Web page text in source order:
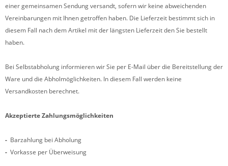
einer gemeinsamen Sendung versandt, sofern wir keine abweichenden
Vereinbarungen mit Ihnen getroffen haben. Die Lieferzeit bestimmt sich in
diesem Fall nach dem Artikel mit der längsten Lieferzeit den Sie bestellt
haben.
Bei Selbstabholung informieren wir Sie per E-Mail über die Bereitstellung der
Ware und die Abholmöglichkeiten. In diesem Fall werden keine
Versandkosten berechnet.
Akzeptierte Zahlungsmöglichkeiten
- Barzahlung bei Abholung
- Vorkasse per Überweisung